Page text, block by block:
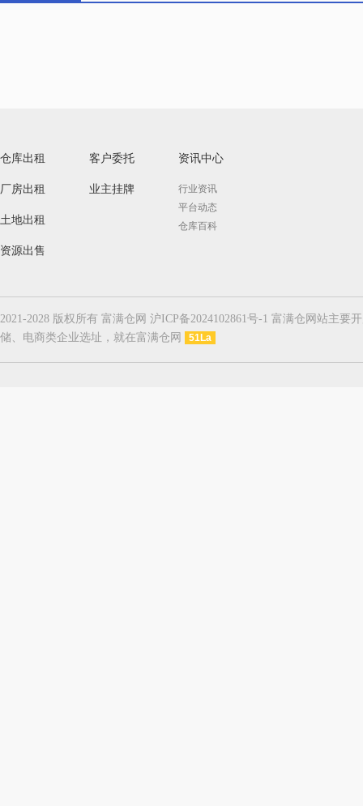
仓库出租
厂房出租
土地出租
资源出售
客户委托
业主挂牌
资讯中心
行业资讯
平台动态
仓库百科
2021-2028 版权所有 富满仓网 沪ICP备2024102861号-1 富满仓网站主
储、电商类企业选址，就在富满仓网
51La